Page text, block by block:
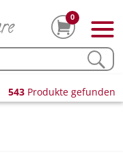
0
543 Produkte gefunden